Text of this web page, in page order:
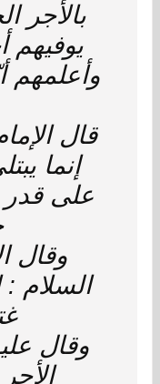
بالأجر
يوفيهم
وأعلمهم
قال
إنما
على قدر
وقال
السلام :
وقال